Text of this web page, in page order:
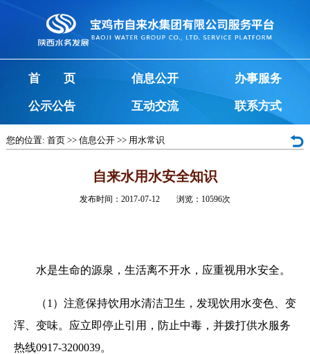
首 页 信息公开 办事服务
公示公告 互动交流 联系方式
您的位置: 首页>> 信息公开>> 用水常识
自来水用水安全知识
发布时间：2017-07-12 浏览： 10596次
水是生命的源泉，生活离不开水，应重视用水安全。
（1）注意保持饮用水清洁卫生，发现饮用水变色、变
浑、变味。应立即停止引用，防止中毒，并拨打供水服务
热线0917-3200039。